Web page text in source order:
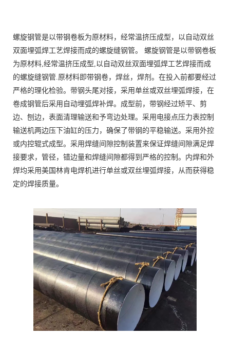
螺旋钢管是以带钢卷板为原材料，经常温挤压成型，以自动双丝
双面埋弧焊工艺焊接而成的螺旋缝钢管。 螺旋钢管是以带钢卷板
为原材料,经常温挤压成型,以自动双丝双面埋弧焊工艺焊接而成
的螺旋缝钢管.原材料即带钢卷，焊丝，焊剂。在投入前都要经过
严格的理化检验。带钢头尾对接，采用单丝或双丝埋弧焊接，在
卷成钢管后采用自动埋弧焊补焊。成型前，带钢经过矫平、剪
边、刨边，表面清理输送和予弯边处理。采用电接点压力表控制
输送机两边压下油缸的压力，确保了带钢的平稳输送。采用外控
或内控辊式成型。采用焊缝间隙控制装置来保证焊缝间隙满足焊
接要求，管径，错边量和焊缝间隙都得到严格的控制。内焊和外
焊均采用美国林肯电焊机进行单丝或双丝埋弧焊接，从而获得稳
定的焊接质量。